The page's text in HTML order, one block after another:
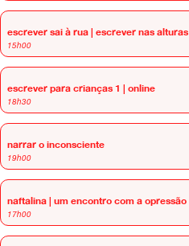
escrever sai à rua | escrever nas alturas
15h00
escrever para crianças 1 | online
18h30
narrar o inconsciente
19h00
naftalina | um encontro com a opressão
17h00